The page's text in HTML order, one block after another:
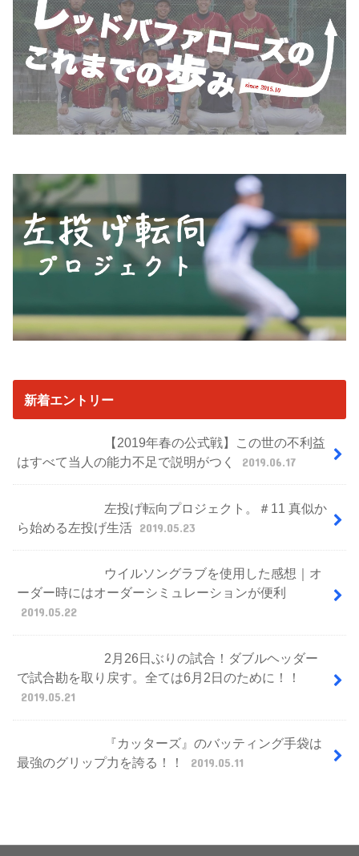
新着エントリー
【2019年春の公式戦】この世の不利益
はすべて当人の能力不足で説明がつく
2019.06.17
左投げ転向プロジェクト。＃11 真似か
ら始める左投げ生活 2019.05.23
ウイルソングラブを使用した感想｜オ
ーダー時にはオーダーシミュレーションが便利
2019.05.22
2月26日ぶりの試合！ダブルヘッダー
で試合勘を取り戻す。全ては6月2日のために！！
2019.05.21
『カッターズ』のバッティング手袋は
最強のグリップ力を誇る！！
2019.05.11